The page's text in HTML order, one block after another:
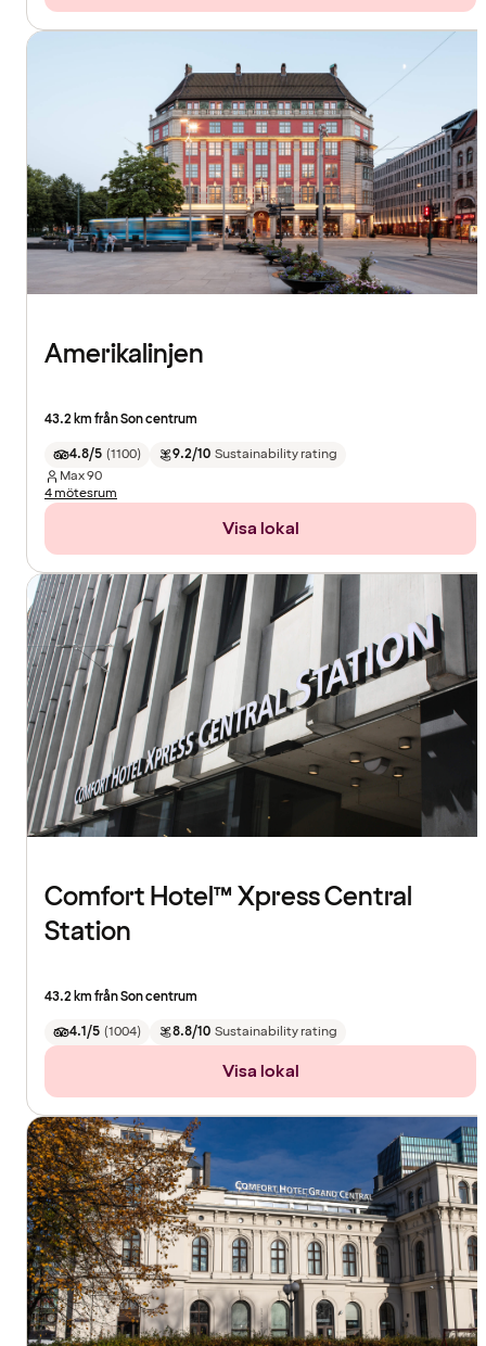
Amerikalinjen
43.2 km från Son centrum
4.8/5 (1100) 9.2/10 Sustainability rating
Max90
4 mötesrum
Visa lokal
Comfort Hotel™ Xpress Central
Station
43.2 km från Son centrum
4.1/5 (1004) 8.8/10 Sustainability rating
Visa lokal